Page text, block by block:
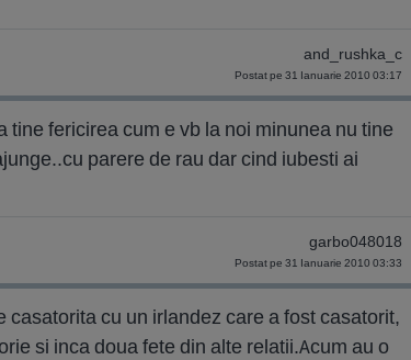
and_rushka_c
Postat pe 31 Ianuarie 2010 03:17
fericirea cum e vb la noi minunea nu tine
parere de rau dar cind iubesti ai
garbo048018
Postat pe 31 Ianuarie 2010 03:33
casatorita cu un irlandez care a fost casatorit,
si inca doua fete din alte relatii.Acum au o